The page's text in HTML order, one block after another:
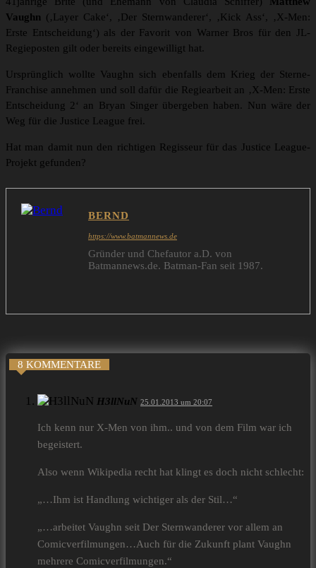
Vaughn (‚Layer Cake‘, ‚Der Sternwanderer‘, ‚Kick Ass‘, ‚X-Men:
Erste Entscheidung‘) als der Favorit von Warner Bros für den JL-
Regieposten gilt oder bereits eingewilligt hat.
Ursprünglich wollte Vaughn sich ebenfalls dem Krieg der Sterne-
Franchise annehmen und soll dafür die Regiearbeit an ‚X-Men: Erste
Entscheidung 2‘ an Bryan Singer übergeben haben. Nun wäre der
Weg für die Justice League frei.
Hat man damit nun den richtigen Regisseur für das Justice League-
Projekt gefunden?
BERND
https://www.batmannews.de
Gründer und Chefautor a.D. von
Batmannews.de. Batman-Fan seit 1987.
8 KOMMENTARE
H3llNuN 25.01.2013 um 20:07
Ich kenn nur X-Men von ihm.. und von dem Film war ich
begeistert.
Also wenn Wikipedia recht hat klingt es doch nicht schlecht:
„…Ihm ist Handlung wichtiger als der Stil…“
„…arbeitet Vaughn seit Der Sternwanderer vor allem an
Comicverfilmungen…Auch für die Zukunft plant Vaughn
mehrere Comicverfilmungen.“